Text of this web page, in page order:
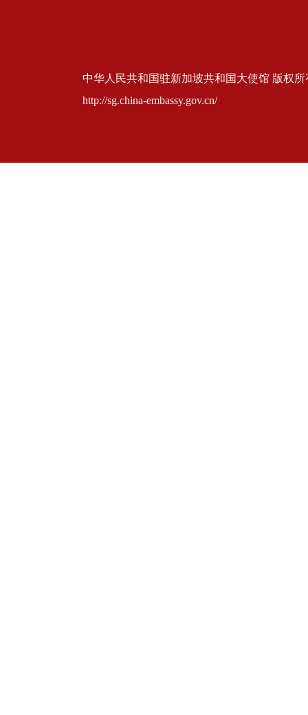
中华人民共和国驻新加坡共和国大使馆 版权所
http://sg.china-embassy.gov.cn/